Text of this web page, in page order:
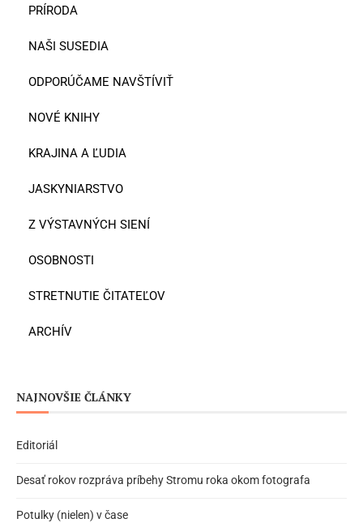
PRÍRODA
NAŠI SUSEDIA
ODPORÚČAME NAVŠTÍVIŤ
NOVÉ KNIHY
KRAJINA A ĽUDIA
JASKYNIARSTVO
Z VÝSTAVNÝCH SIENÍ
OSOBNOSTI
STRETNUTIE ČITATEĽOV
ARCHÍV
NAJNOVŠIE ČLÁNKY
Editoriál
Desať rokov rozpráva príbehy Stromu roka okom fotografa
Potulky (nielen) v čase